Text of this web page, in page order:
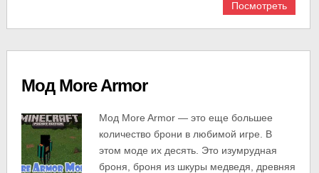
Посмотреть
Мод More Armor
Мод More Armor — это еще большее
количество брони в любимой игре. В
этом моде их десять. Это изумрудная
броня, броня из шкуры медведя, древняя